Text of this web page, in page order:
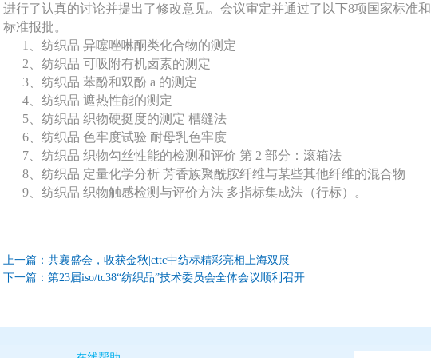
进行了认真的讨论并提出了修改意见。会议审定并通过了以下8项国家标准
标准报批。
1、纺织品 异噻唑啉酮类化合物的测定
2、纺织品 可吸附有机卤素的测定
3、纺织品 苯酚和双酚 a 的测定
4、纺织品 遮热性能的测定
5、纺织品 织物硬挺度的测定 槽缝法
6、纺织品 色牢度试验 耐母乳色牢度
7、纺织品 织物勾丝性能的检测和评价 第 2 部分：滚箱法
8、纺织品 定量化学分析 芳香族聚酰胺纤维与某些其他纤维的混合物
9、纺织品 织物触感检测与评价方法 多指标集成法（行标）。
上一篇： 共襄盛会，收获金秋|cttc中纺标精彩亮相上海双展
下一篇： 第23届iso/tc38“纺织品”技术委员会全体会议顺利召开